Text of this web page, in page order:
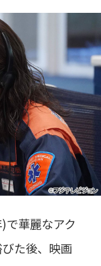
で華麗なアク
た後、映画